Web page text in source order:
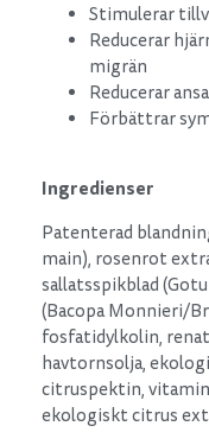
Stimulerar
Reducerar
migrän
Reducerar
Förbättrar
Ingredienser
Patenterad
main), rosenrot
sallatsspikblad
(Bacopa Monnieri/
fosfatidylkolin,
havtornsolja,
citruspektin,
ekologiskt citrus